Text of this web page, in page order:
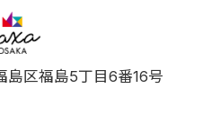
区福島5丁目6番16号